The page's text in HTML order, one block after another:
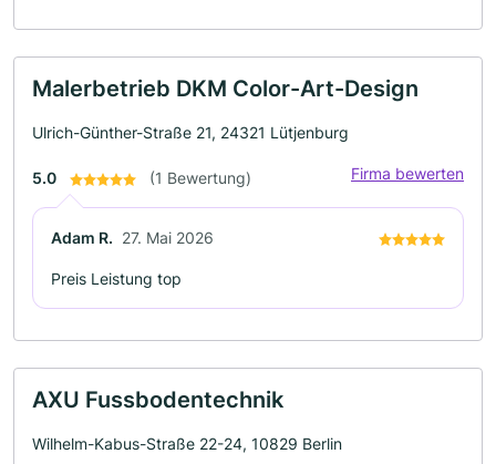
Malerbetrieb DKM Color-Art-Design
Ulrich-Günther-Straße 21, 24321 Lütjenburg
5.0 (1 Bewertung) Firma bewerten
Adam R. 27. Mai 2026
Preis Leistung top
AXU Fussbodentechnik
Wilhelm-Kabus-Straße 22-24, 10829 Berlin